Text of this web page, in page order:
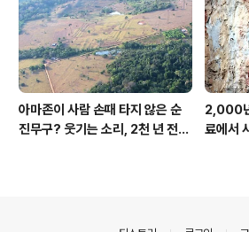
아마존이 사람 손때 타지 않은 순
진무구? 웃기는 소리, 2천 년 전에
2,000
료에서